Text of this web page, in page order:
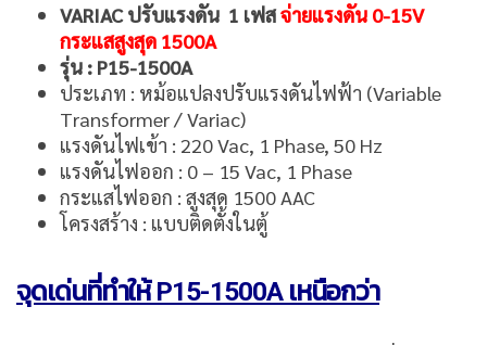
VARIAC ปรับแรงดัน 1 เฟสจ่ายแรงดัน 0-15V
กระแสสูงสุด 1500A
รุ่น : P15-1500A
ประเภท : หม้อแปลงปรับแรงดันไฟฟ้า (Variable
Transformer / Variac)
แรงดันไฟเข้า : 220 Vac, 1 Phase, 50 Hz
แรงดันไฟออก : 0 – 15 Vac, 1 Phase
กระแสไฟออก : สูงสุด 1500 AAC
โครงสร้าง : แบบติดตั้งในตู้
จุดเด่นที่ทำให้ P15-1500A เหนือกว่า